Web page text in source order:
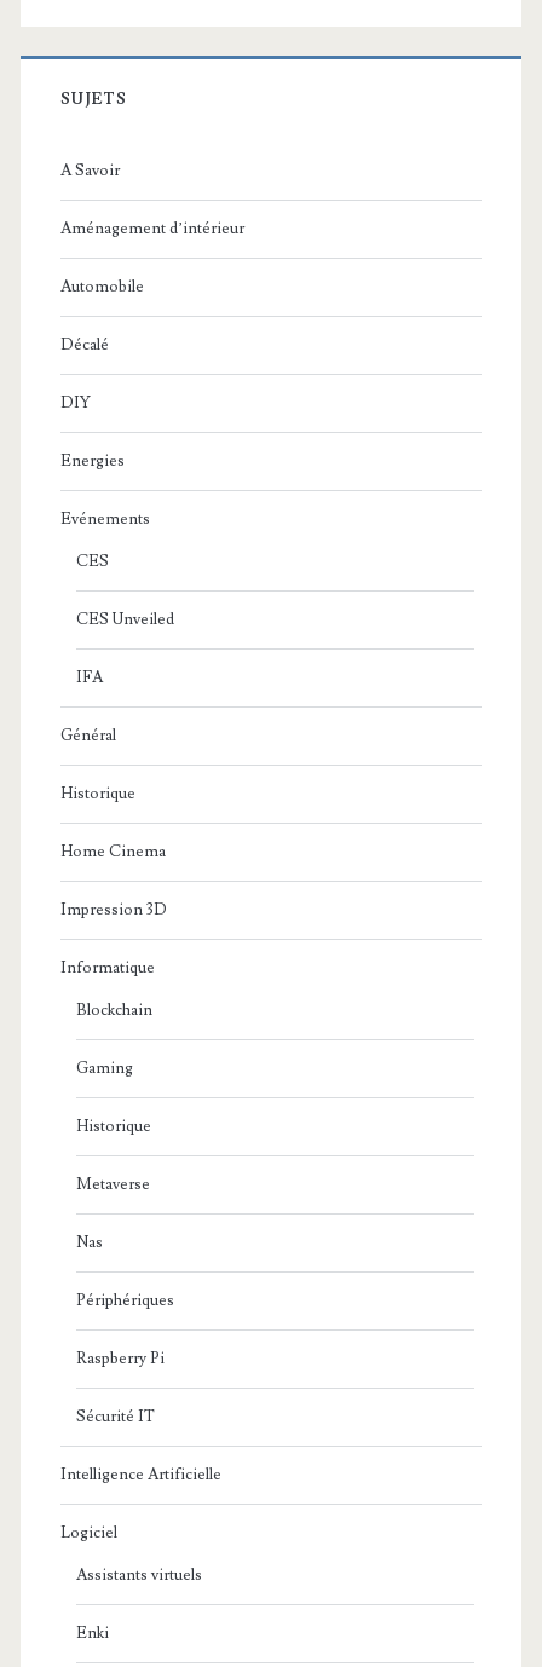
SUJETS
A Savoir
Aménagement d’intérieur
Automobile
Décalé
DIY
Energies
Evénements
CES
CES Unveiled
IFA
Général
Historique
Home Cinema
Impression 3D
Informatique
Blockchain
Gaming
Historique
Metaverse
Nas
Périphériques
Raspberry Pi
Sécurité IT
Intelligence Artificielle
Logiciel
Assistants virtuels
Enki